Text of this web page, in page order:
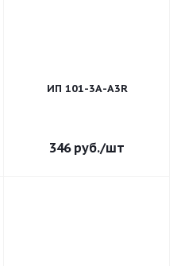
ИП 101-3А-А3R
346руб./шт